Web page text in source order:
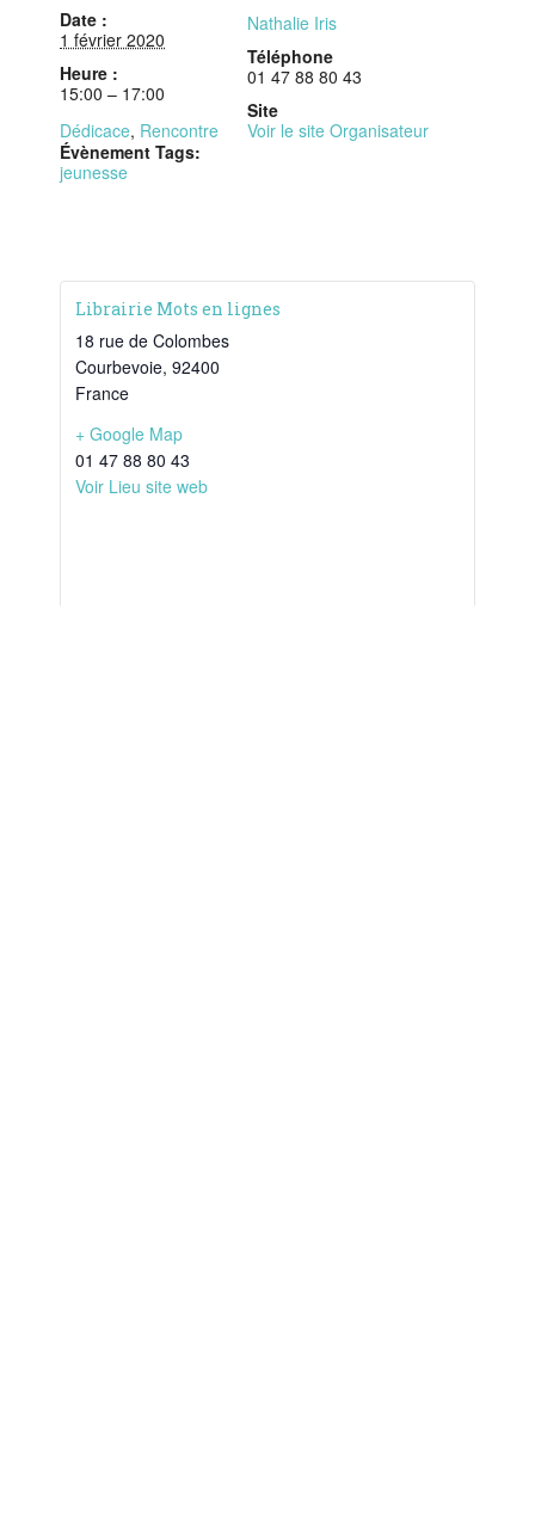
Date :
1 février 2020
Heure :
15:00 – 17:00
Dédicace, Rencontre
Évènement Tags:
jeunesse
Nathalie Iris
Téléphone
01 47 88 80 43‬
Site
Voir le site Organisateur
Librairie Mots en lignes
18 rue de Colombes
Courbevoie, 92400
France
+ Google Map
01 47 88 80 43
Voir Lieu site web